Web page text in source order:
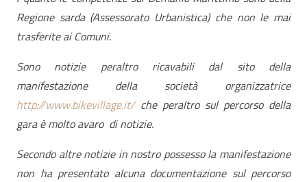
Regione sarda (Assessorato Urbanistica) che non le mai
trasferite ai Comuni.
Sono notizie peraltro ricavabili dal sito della
manifestazione della società organizzatrice
http://www.bikevillage.it/che peraltro sul percorso della
gara è molto avaro di notizie.
Secondo altre notizie in nostro possesso la manifestazione
non ha presentato alcuna documentazione sul percorso